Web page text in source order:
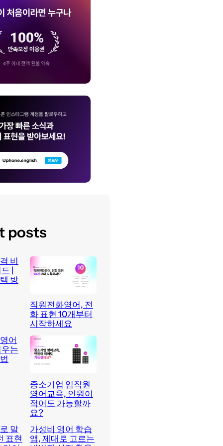
posts
비
|
방
직원전화영어, 전
화 표현 10개부터
시작하세요
어
는
중소기업 임직원
영어교육, 인원이
적어도 가능할까
요?
말
표현
가성비 영어 학습
앱, 제대로 고르는